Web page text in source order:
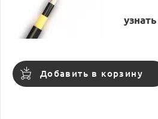
Добавить в корзину